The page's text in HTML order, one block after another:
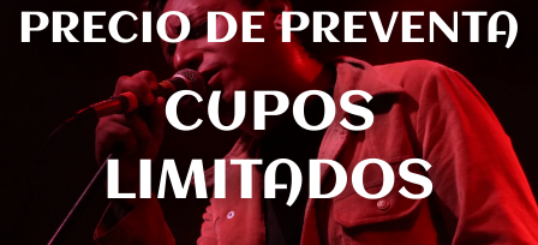
PRECIO DE PREVENTA
CUPOS
LIMITADOS